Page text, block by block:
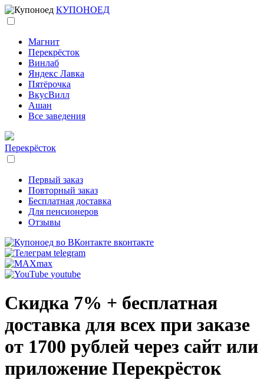
КУПОНОЕД
Магнит
Перекрёсток
Винлаб
Яндекс Лавка
Пятёрочка
ВкусВилл
Ашан
Все заведения
Перекрёсток
Первый заказ
Повторный заказ
Бесплатная доставка
Для пенсионеров
Отзывы
вконтакте
telegram
max
youtube
Скидка 7% + бесплатная
доставка для всех при заказе
от 1700 рублей через сайт или
приложение Перекрёсток